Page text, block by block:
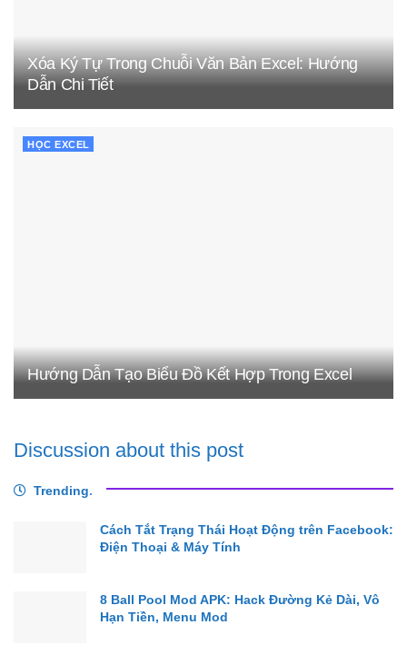
Xóa Ký Tự Trong Chuỗi Văn Bản Excel: Hướng
Dẫn Chi Tiết
HỌC EXCEL
Hướng Dẫn Tạo Biểu Đồ Kết Hợp Trong Excel
Discussion about this post
Trending.
Cách Tắt Trạng Thái Hoạt Động trên Facebook:
Điện Thoại & Máy Tính
8 Ball Pool Mod APK: Hack Đường Kẻ Dài, Vô
Hạn Tiền, Menu Mod